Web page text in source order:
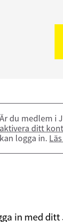
Är du medlem i
aktivera ditt
kan logga in.
in med